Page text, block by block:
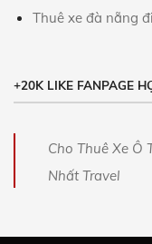
Thuê xe đà nẵng
+20K LIKE FANPAGE
Cho Thuê Xe Ô
Nhất Travel